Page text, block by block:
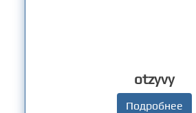
otzyvy
Подробнее